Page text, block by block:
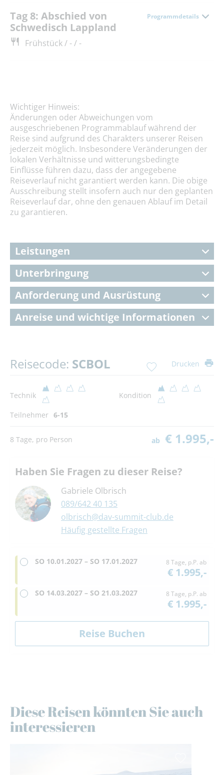
Tag 8: Abschied von
Schwedisch Lappland
Programmdetails
Frühstück / - / -
Wichtiger Hinweis:
Änderungen oder Abweichungen vom
ausgeschriebenen Programmablauf während der
Reise sind aufgrund des Charakters unserer Reisen
jederzeit möglich. Insbesondere Veränderungen der
lokalen Verhältnisse und witterungsbedingte
Einflüsse führen dazu, dass der angegebene
Reiseverlauf nicht garantiert werden kann. Die obige
Ausschreibung stellt insofern auch nur den geplanten
Reiseverlauf dar, ohne den genauen Ablauf im Detail
zu garantieren.
Leistungen
Unterbringung
Anforderung und Ausrüstung
Anreise und wichtige Informationen
Reisecode: SCBOL Drucken
Technik Kondition
Teilnehmer 6-15
8 Tage, pro Person ab € 1.995,-
Haben Sie Fragen zu dieser Reise?
Gabriele Olbrisch
089/642 40 135
olbrisch@dav-summit-club.de
Häufig gestellte Fragen
SO 10.01.2027 – SO 17.01.2027 8 Tage, p.P. ab
€ 1.995,-
SO 14.03.2027 – SO 21.03.2027 8 Tage, p.P. ab
€ 1.995,-
Diese Reisen könnten Sie auch
interessieren